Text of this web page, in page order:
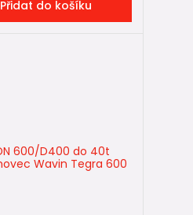
Přidat do košíku